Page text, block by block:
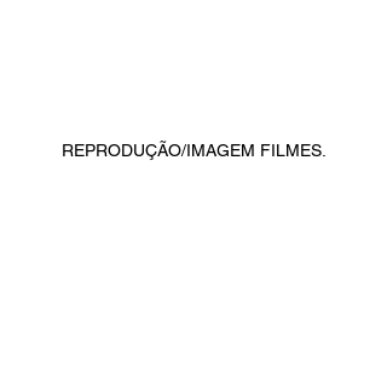
REPRODUÇÃO/IMAGEM FILMES.